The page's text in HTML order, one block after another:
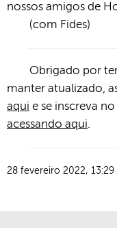
nossos amigos de
(com Fides)
Obrigado por
manter atualizado,
aqui e se inscreva
acessando aqui.
28 fevereiro 2022, 13:29